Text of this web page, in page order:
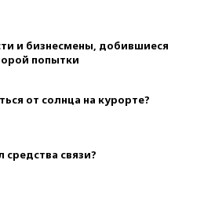
и бизнесмены, добившиеся
попытки
от солнца на курорте?
средства связи?